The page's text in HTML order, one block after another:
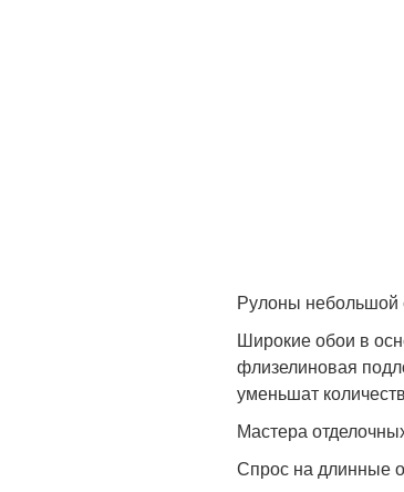
Рулоны небольшой
Широкие обои в
флизелиновая
уменьшат
Мастера
Спрос на длинные